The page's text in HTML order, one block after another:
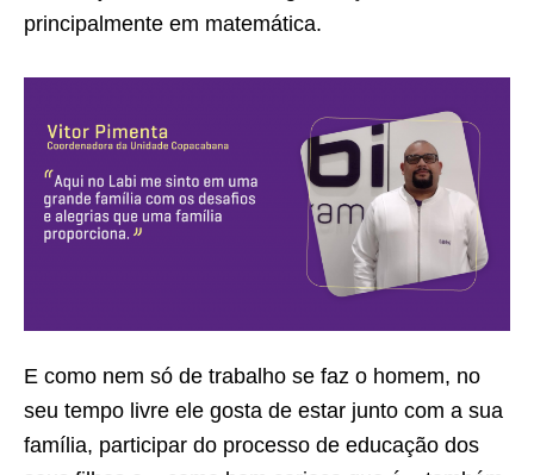
principalmente em matemática.
E como nem só de trabalho se faz o homem, no
seu tempo livre ele gosta de estar junto com a sua
família, participar do processo de educação dos